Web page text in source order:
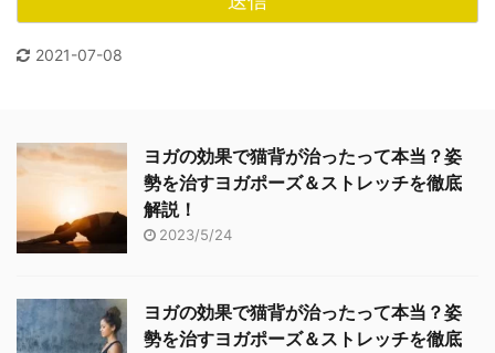
2021-07-08
ヨガの効果で猫背が治ったって本当？姿
勢を治すヨガポーズ＆ストレッチを徹底
解説！
2023/5/24
ヨガの効果で猫背が治ったって本当？姿
勢を治すヨガポーズ＆ストレッチを徹底